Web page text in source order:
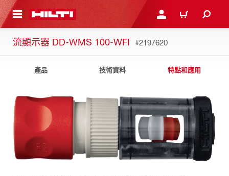
主要內容 登入或註冊購物車
流顯示器 DD-WMS 100-WFI #2197620
產品 技術資料 特點和應用